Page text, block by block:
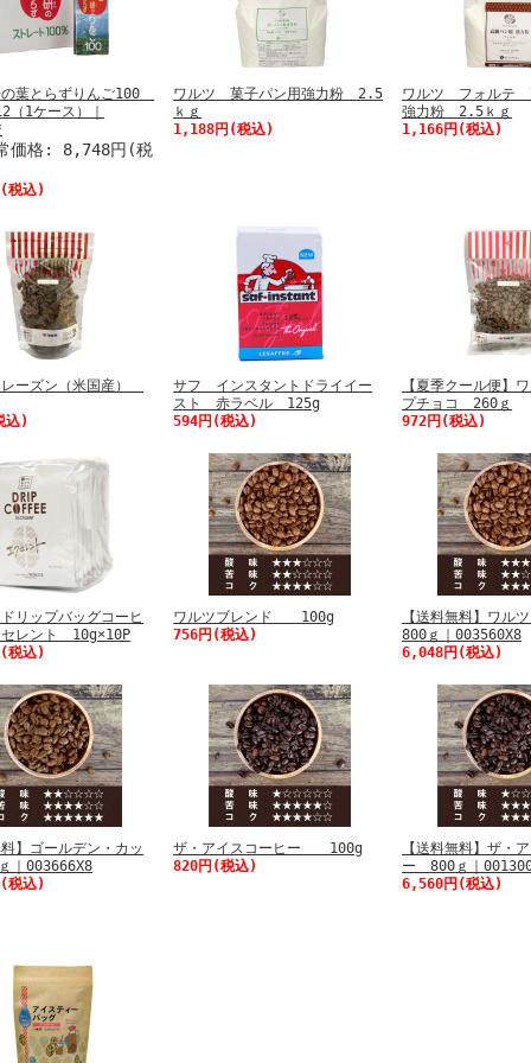
葉とらずりんご100
（1ケース）｜
価格: 8,748円(税
税込)
ワルツ 菓子パン用強力粉 2.5
ｋｇ
1,188円(税込)
ワルツ フォルテ
強力粉 2.5ｋｇ
1,166円(税込)
ーズン（米国産）
込)
サフ インスタントドライイー
スト 赤ラベル 125g
594円(税込)
【夏季クール便】
プチョコ 260ｇ
972円(税込)
リップバッグコーヒ
レント 10g×10P
税込)
ワルツブレンド 100g
756円(税込)
【送料無料】ワ
800ｇ｜003560X8
6,048円(税込)
】ゴールデン・カッ
｜003666X8
税込)
ザ・アイスコーヒー 100g
820円(税込)
【送料無料】ザ・
ー 800ｇ｜
6,560円(税込)